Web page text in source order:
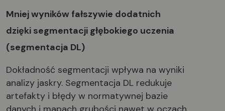
Mniej wyników fałszywie dodatnich
dzięki segmentacji głębokiego uczenia
(segmentacja DL)
Dokładność segmentacji wpływa na wyniki
analizy jaskry. Segmentacja DL redukuje
artefakty i błędy w normatywnej bazie